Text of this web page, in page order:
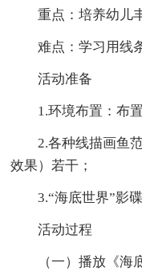
重点：培养幼儿
难点：学习用线
活动准备
1.环境布置：布
2.各种线描画鱼
效果）若干；
3.“海底世界”影
活动过程
（一）播放《